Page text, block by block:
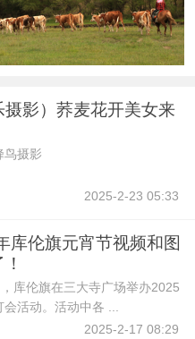
摄影）荞麦花开美女来
鸟摄影
2025-2-23 05:33
库伦旗元宵节视频和图
库伦旗在三大寺广场举办2025
会活动。活动中各 ...
2025-2-17 08:29